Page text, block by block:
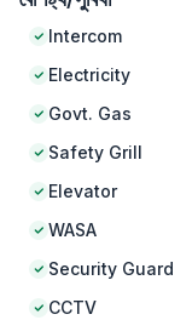
Intercom
Electricity
Govt. Gas
Safety Grill
Elevator
WASA
Security Guard
CCTV